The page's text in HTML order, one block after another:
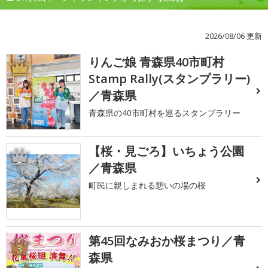
2026/08/06 更新
1
りんご娘 青森県40市町村
Stamp Rally(スタンプラリー)
／青森県
青森県の40市町村を巡るスタンプラリー
2
【桜・見ごろ】いちょう公園
／青森県
町民に親しまれる憩いの場の桜
3
第45回なみおか桜まつり／青
森県